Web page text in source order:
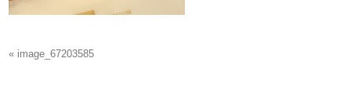
« image_67203585